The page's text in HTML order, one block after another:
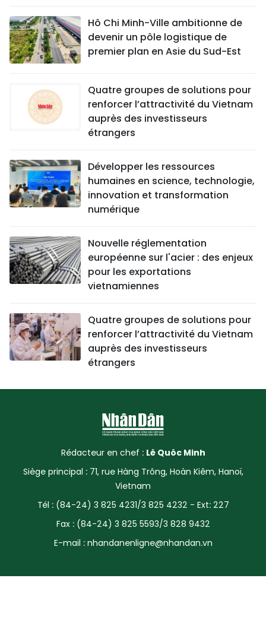
Hô Chi Minh-Ville ambitionne de
devenir un pôle logistique de
premier plan en Asie du Sud-Est
Quatre groupes de solutions pour
renforcer l’attractivité du Vietnam
auprès des investisseurs
étrangers
Développer les ressources
humaines en science, technologie,
innovation et transformation
numérique
Nouvelle réglementation
européenne sur l'acier : des enjeux
pour les exportations
vietnamiennes
Quatre groupes de solutions pour
renforcer l’attractivité du Vietnam
auprès des investisseurs
étrangers
Rédacteur en chef : Lê Quôc Minh
Siège principal : 71, rue Hàng Trông, Hoàn Kiêm, Hanoï,
Vietnam
Tél : (84-24) 3 825 4231/3 825 4232 - Ext: 227
Fax : (84-24) 3 825 5593/3 828 9432
E-mail : nhandanenligne@nhandan.vn